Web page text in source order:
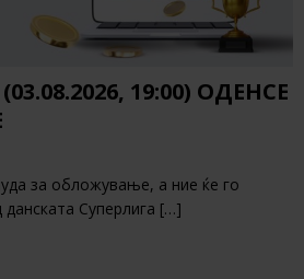
19:00) ОДЕНСЕ
за обложување, а ние ќе го
Суперлига […]